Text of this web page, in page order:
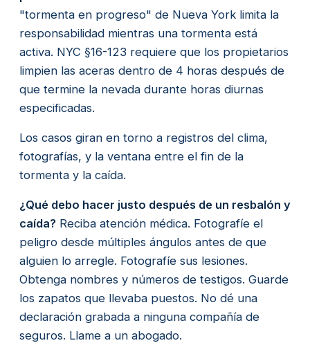
"tormenta en progreso" de Nueva York limita la
responsabilidad mientras una tormenta está
activa. NYC §16-123 requiere que los propietarios
limpien las aceras dentro de 4 horas después de
que termine la nevada durante horas diurnas
especificadas.
Los casos giran en torno a registros del clima,
fotografías, y la ventana entre el fin de la
tormenta y la caída.
¿Qué debo hacer justo después de un resbalón y
caída? Reciba atención médica. Fotografíe el
peligro desde múltiples ángulos antes de que
alguien lo arregle. Fotografíe sus lesiones.
Obtenga nombres y números de testigos. Guarde
los zapatos que llevaba puestos. No dé una
declaración grabada a ninguna compañía de
seguros. Llame a un abogado.